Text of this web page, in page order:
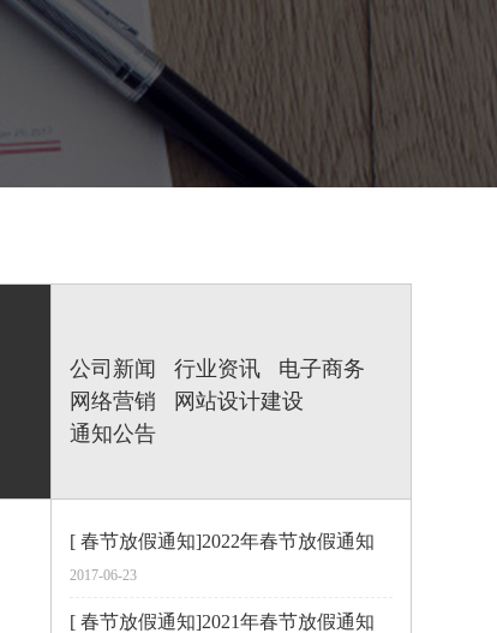
公司新闻 行业资讯
电子商务
网络营销
网站设计建设
通知公告
[ 春节放假通知]2022年春节放假通知
2017-06-23
[ 春节放假通知]2021年春节放假通知